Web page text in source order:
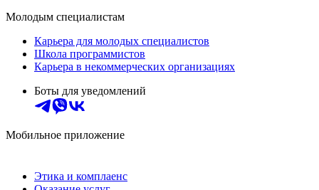
Молодым специалистам
Карьера для молодых специалистов
Школа программистов
Карьера в некоммерческих организациях
Боты для уведомлений
Мобильное приложение
Этика и комплаенс